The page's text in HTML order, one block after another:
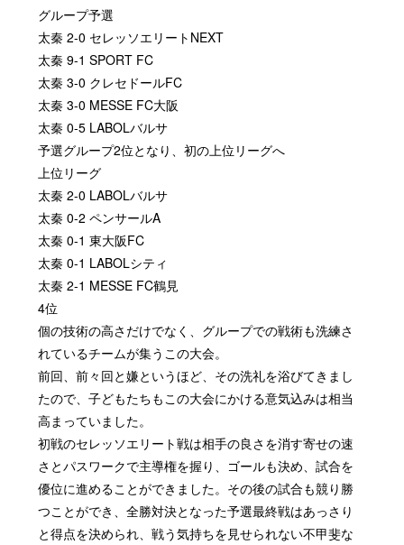
グループ予選
太秦 2-0 セレッソエリートNEXT
太秦 9-1 SPORT FC
太秦 3-0 クレセドールFC
太秦 3-0 MESSE FC大阪
太秦 0-5 LABOLバルサ
予選グループ2位となり、初の上位リーグへ
上位リーグ
太秦 2-0 LABOLバルサ
太秦 0-2 ペンサールA
太秦 0-1 東大阪FC
太秦 0-1 LABOLシティ
太秦 2-1 MESSE FC鶴見
4位
個の技術の高さだけでなく、グループでの戦術も洗練さ
れているチームが集うこの大会。
前回、前々回と嫌というほど、その洗礼を浴びてきまし
たので、子どもたちもこの大会にかける意気込みは相当
高まっていました。
初戦のセレッソエリート戦は相手の良さを消す寄せの速
さとパスワークで主導権を握り、ゴールも決め、試合を
優位に進めることができました。その後の試合も競り勝
つことができ、全勝対決となった予選最終戦はあっさり
と得点を決められ、戦う気持ちを見せられない不甲斐な